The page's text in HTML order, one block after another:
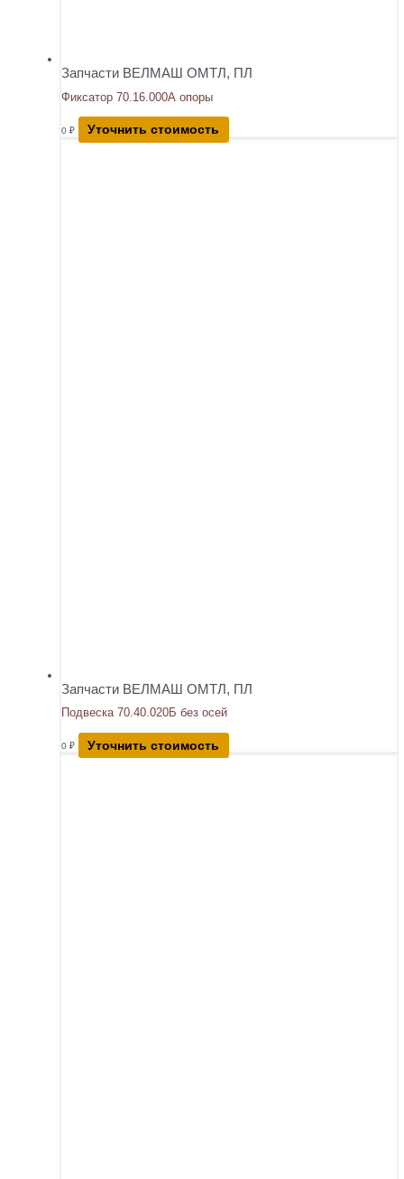
Запчасти ВЕЛМАШ ОМТЛ, ПЛ
Фиксатор 70.16.000А опоры
0 ₽ Уточнить стоимость
Запчасти ВЕЛМАШ ОМТЛ, ПЛ
Подвеска 70.40.020Б без осей
0 ₽ Уточнить стоимость